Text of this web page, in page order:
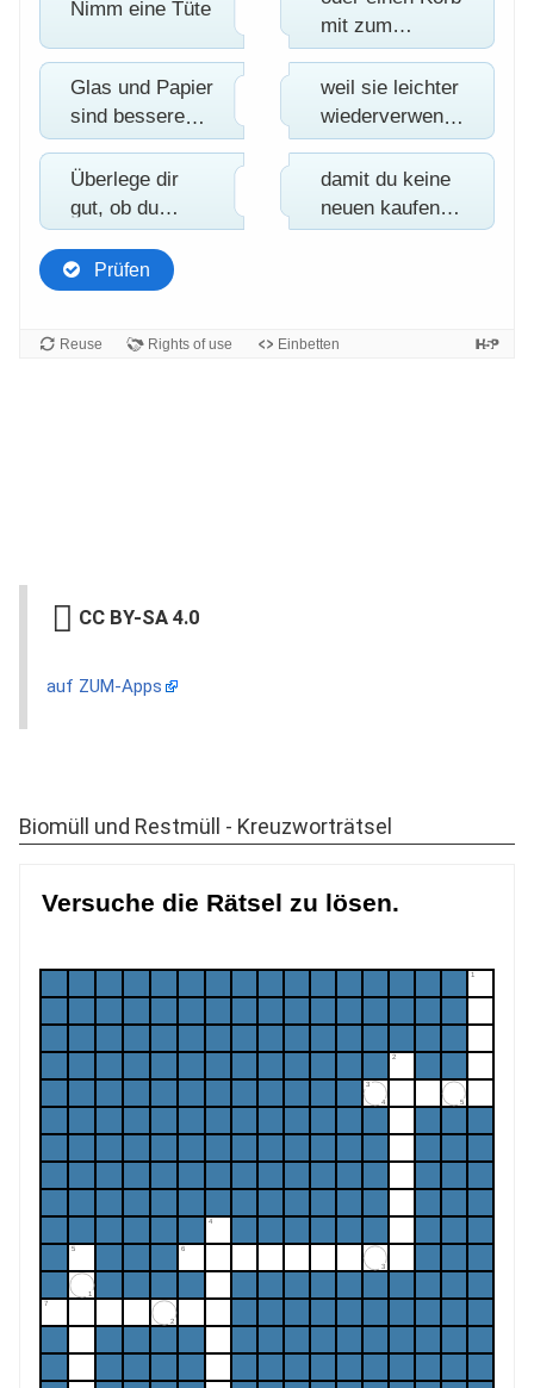
CC BY-SA 4.0
auf ZUM-Apps
Biomüll und Restmüll - Kreuzworträtsel